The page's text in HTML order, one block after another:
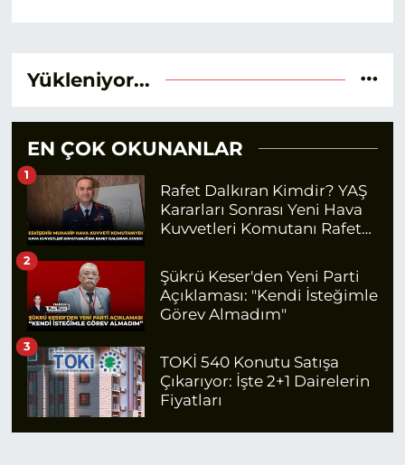
Yükleniyor...
EN ÇOK OKUNANLAR
Rafet Dalkıran Kimdir? YAŞ
Kararları Sonrası Yeni Hava
Kuvvetleri Komutanı Rafet
Nereli?
1
Şükrü Keser'den Yeni Parti
Açıklaması: "Kendi İsteğimle
Görev Almadım"
2
TOKİ 540 Konutu Satışa
Çıkarıyor: İşte 2+1 Dairelerin
Fiyatları
3